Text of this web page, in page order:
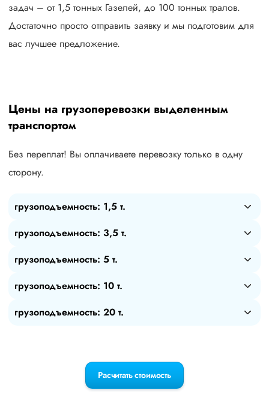
задач – от 1,5 тонных Газелей, до 100 тонных тралов.
Достаточно просто отправить заявку и мы подготовим для
вас лучшее предложение.
Цены на грузоперевозки выделенным
транспортом
Без переплат! Вы оплачиваете перевозку только в одну
сторону.
грузоподъемность: 1,5 т.
грузоподъемность: 3,5 т.
грузоподъемность: 5 т.
грузоподъемность: 10 т.
грузоподъемность: 20 т.
Расчитать стоимость